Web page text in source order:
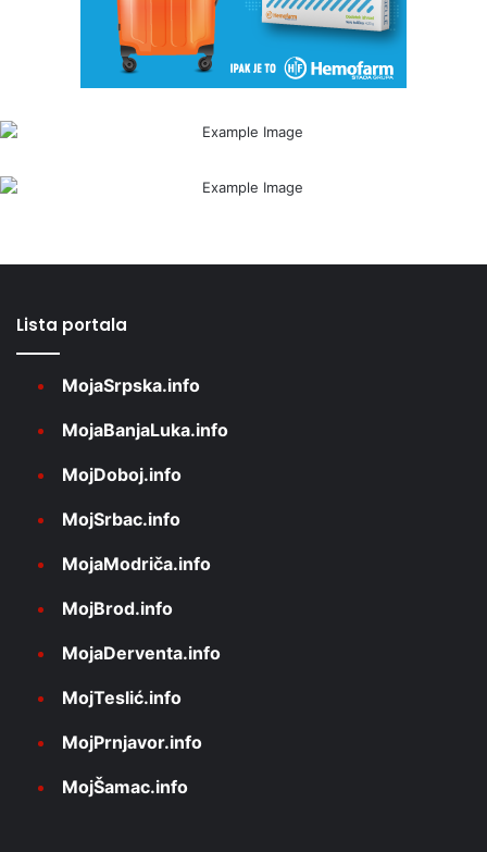
Lista portala
MojaSrpska.info
MojaBanjaLuka.info
MojDoboj.info
MojSrbac.info
MojaModriča.info
MojBrod.info
MojaDerventa.info
MojTeslić.info
MojPrnjavor.info
MojŠamac.info